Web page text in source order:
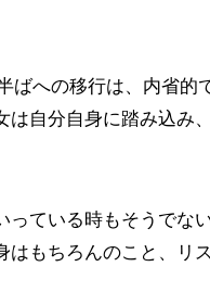
ばへの移行は、内省的
自分自身に踏み込み
っている時もそうでな
もちろんのこと、リ